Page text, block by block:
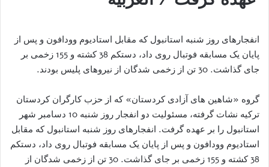
انفجارهای روز شنبه استانبول که مقابل استادیوم وودافون و پس از
پایان یک مسابقه فوتبال روی داد، دستکم 38 کشته و 155 زخمی بر
جای گذاشت. 30 تن از زخمی شدگان از نیروهای پلیس بودند.
گروه «شاهین های آزادی کردستان» که از حزب کارگران کردستان
ترکیه نشات گرفته، مسئولیت دو انفجار روز شنبه 10 دسامبر شهر
استانبول را بر عهده گرفت. انفجارهای روز شنبه استانبول که مقابل
استادیوم وودافون و پس از پایان یک مسابقه فوتبال روی داد، دستکم
38 کشته و 155 زخمی بر جای گذاشت. 30 تن از زخمی شدگان از